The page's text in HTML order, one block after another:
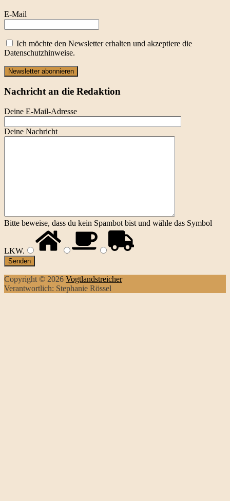
E-Mail
Ich möchte den Newsletter erhalten und akzeptiere die
Datenschutzhinweise.
Newsletter abonnieren
Nachricht an die Redaktion
Deine E-Mail-Adresse
Deine Nachricht
Bitte beweise, dass du kein Spambot bist und wähle das Symbol
LKW.
Copyright © 2026 Vogtlandstreicher
Verantwortlich: Stephanie Rössel